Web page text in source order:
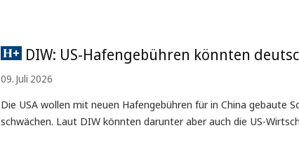
DIW: US-Hafengebühren könnten
09. Juli 2026
Die USA wollen mit neuen Hafengebühren für in China gebaute
schwächen. Laut DIW könnten darunter aber auch die US-